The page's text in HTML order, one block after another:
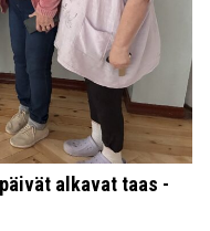
alkavat taas -